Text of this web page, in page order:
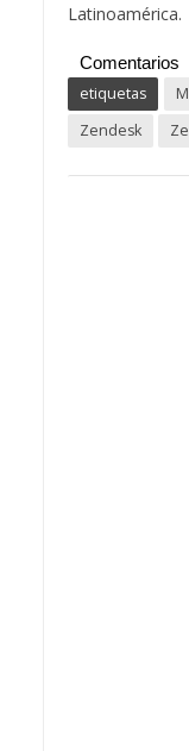
Latinoamérica.
Comentarios
etiquetas
Zendesk